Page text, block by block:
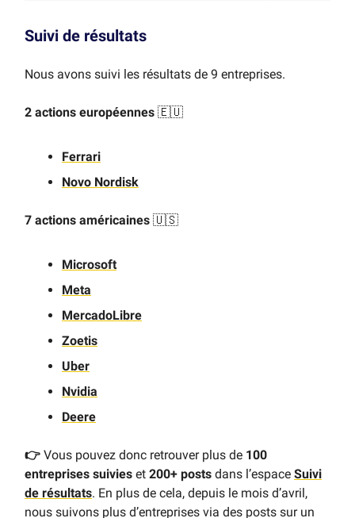
Suivi de résultats
Nous avons suivi les résultats de 9 entreprises.
2 actions européennes 🇪🇺
Ferrari
Novo Nordisk
7 actions américaines 🇺🇸
Microsoft
Meta
MercadoLibre
Zoetis
Uber
Nvidia
Deere
👉 Vous pouvez donc retrouver plus de 100
entreprises suivies et 200+ posts dans l’espace Suivi
de résultats. En plus de cela, depuis le mois d’avril,
nous suivons plus d’entreprises via des posts sur un